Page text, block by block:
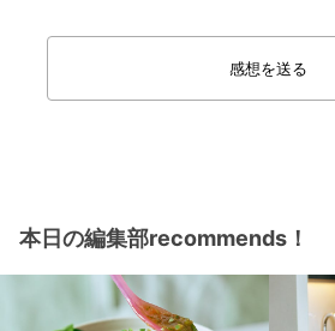
感想を送る
本日の編集部recommends！